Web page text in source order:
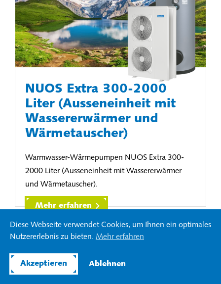
Diese Webseite verwendet Cookies, um Ihnen ein optimales
Nutzererlebnis zu bieten. Mehr erfahren
Akzeptieren Ablehnen
NUOS Extra 300-2000
Liter (Ausseneinheit mit
Wassererwärmer und
Wärmetauscher)
Warmwasser-Wärmepumpen NUOS Extra 300-
2000 Liter (Ausseneinheit mit Wassererwärmer
und Wärmetauscher).
Mehr erfahren